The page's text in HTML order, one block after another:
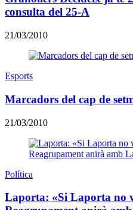
consulta del 25-A
21/03/2010
Esports
Marcadors del cap de
21/03/2010
Política
Laporta: «Si Laporta no